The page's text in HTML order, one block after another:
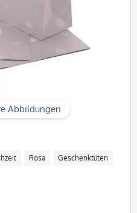
Abbildungen
Rosa Geschenktüten